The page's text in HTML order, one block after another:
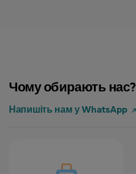
Чому обирають нас?
Напишіть нам у WhatsApp